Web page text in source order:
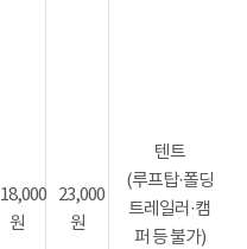
18,000
원
23,000
원
텐트
(루프탑·폴딩
트레일러·캠
퍼 등 불가)